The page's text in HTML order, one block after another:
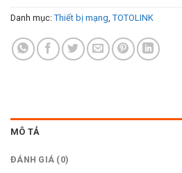
Danh mục: Thiết bị mạng TOTOLINK
MÔ TẢ
ĐÁNH GIÁ (0)